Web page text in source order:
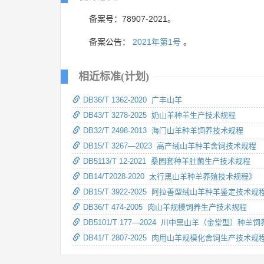
备案号：78907-2021。
备案公告： 2021年第1号 。
相近标准(计划)
DB36/T 1362-2020 广丰山羊
DB43/T 3278-2025 奶山羊种羊生产技术规程
DB32/T 2498-2013 海门山羊种羊饲养技术规程
DB15/T 3267—2023 高产绒山羊种羊舍饲技术规程
DB5113/T 12-2021 桑园套种羊肚菌生产技术规程
DB14/T2028-2020 太行黑山羊种羊养殖技术规程》
DB15/T 3922-2025 阿拉善型绒山羊种羊鉴定技术规
DB36/T 474-2005 肉山羊规模饲养生产技术规程
DB5101/T 177—2024 川中黑山羊（金堂型）种羊饲
DB41/T 2807-2025 肉用山羊规模化舍饲生产技术规